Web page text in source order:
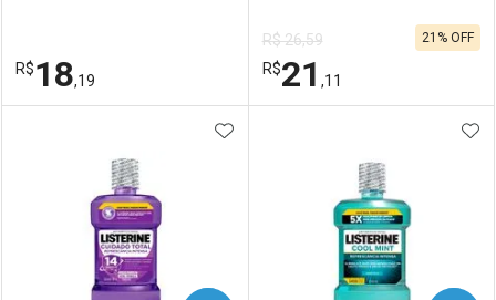
R$18,19
Laboratório
Por Menos
R$ 26,59
R$21 ,11
21% OFF
Laboratório
Por Menos
ADICIONAR AOS FAVORITOS